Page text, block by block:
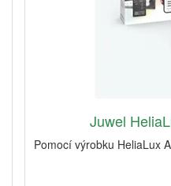
Juwel
Pomocí výrobku HeliaLux